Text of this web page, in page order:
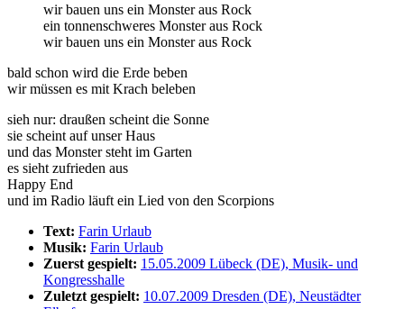
wir bauen uns ein Monster aus Rock
ein tonnenschweres Monster aus Rock
wir bauen uns ein Monster aus Rock
bald schon wird die Erde beben
wir müssen es mit Krach beleben
sieh nur: draußen scheint die Sonne
sie scheint auf unser Haus
und das Monster steht im Garten
es sieht zufrieden aus
Happy End
und im Radio läuft ein Lied von den Scorpions
Text: Farin Urlaub
Musik: Farin Urlaub
Zuerst gespielt: 15.05.2009 Lübeck (DE), Musik- und
Kongresshalle
Zuletzt gespielt: 10.07.2009 Dresden (DE), Neustädter